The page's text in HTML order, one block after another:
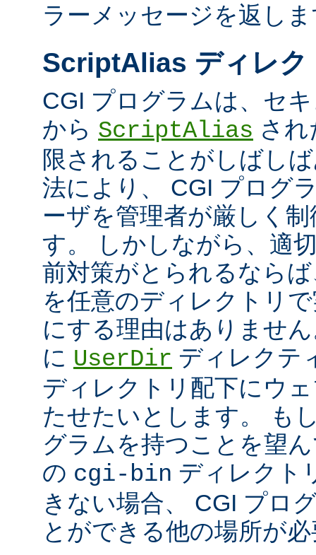
ラーメッセージを返し
ScriptAlias ディレク
CGI プログラムは、セ
から ScriptAlias さ
限されることがしばし
法により、 CGI プログ
ーザを管理者が厳しく
す。 しかしながら、適
前対策がとられるなら
を任意のディレクトリ
にする理由はありませ
に UserDir ディレクテ
ディレクトリ配下にウ
たせたいとします。 も
グラムを持つことを望
の cgi-bin ディレクト
きない場合、 CGI プロ
とができる他の場所が